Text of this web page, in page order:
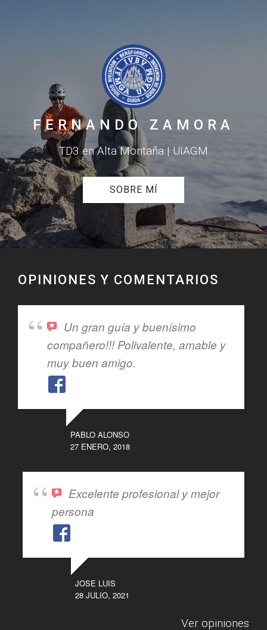
FERNANDO ZAMORA
TD3 en Alta Montaña | UIAGM
SOBRE MÍ
OPINIONES Y COMENTARIOS
Un gran guía y buenísimo
compañero!!! Polivalente, amable y
muy buen amigo.
PABLO ALONSO
27 ENERO, 2018
Excelente profesional y mejor
persona
JOSE LUIS
28 JULIO, 2021
Ver opiniones